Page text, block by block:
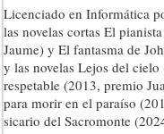
Licenciado en Informática
las novelas cortas El
Jaume) y El fantasma de
y las novelas Lejos del
respetable (2013, premio
para morir en el paraíso
sicario del Sacromonte